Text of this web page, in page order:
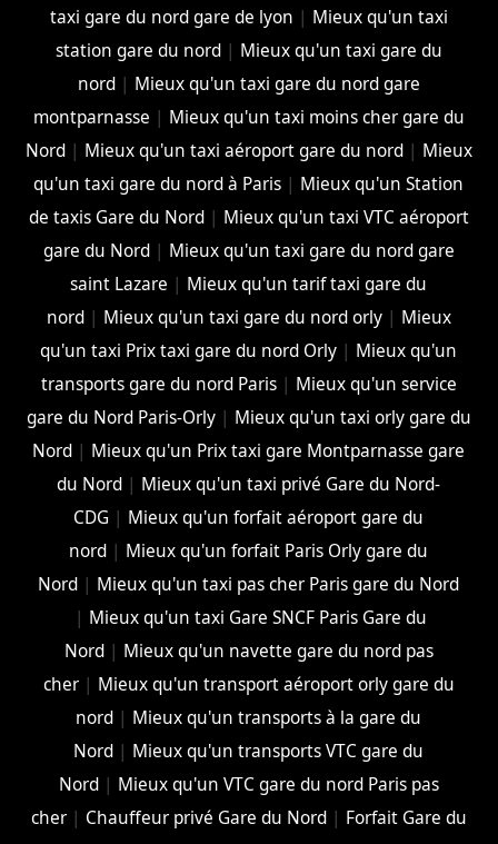
taxi gare du nord gare de lyon | Mieux qu'un taxi
station gare du nord| Mieux qu'un taxi gare du
nord| Mieux qu'un taxi gare du nord gare
montparnasse | Mieux qu'un taxi moins cher gare du
Nord| Mieux qu'un taxi aéroport gare du nord| Mieux
qu'un taxi gare du nord à Paris | Mieux qu'un Station
de taxis Gare du Nord| Mieux qu'un taxi VTC aéroport
gare du Nord| Mieux qu'un taxi gare du nord gare
saint Lazare | Mieux qu'un tarif taxi gare du
nord| Mieux qu'un taxi gare du nord orly| Mieux
qu'un taxi Prix taxi gare du nord Orly | Mieux qu'un
transports gare du nord Paris| Mieux qu'un service
gare du Nord Paris-Orly| Mieux qu'un taxi orly gare du
Nord | Mieux qu'un Prix taxi gare Montparnasse gare
du Nord | Mieux qu'un taxi privé Gare du Nord-
CDG | Mieux qu'un forfait aéroport gare du
nord | Mieux qu'un forfait Paris Orly gare du
Nord | Mieux qu'un taxi pas cher Paris gare du Nord
| Mieux qu'un taxi Gare SNCF Paris Gare du
Nord| Mieux qu'un navette gare du nord pas
cher| Mieux qu'un transport aéroport orly gare du
nord | Mieux qu'un transports à la gare du
Nord | Mieux qu'un transports VTC gare du
Nord| Mieux qu'un VTC gare du nord Paris pas
cher| Chauffeur privé Gare du Nord| Forfait Gare du